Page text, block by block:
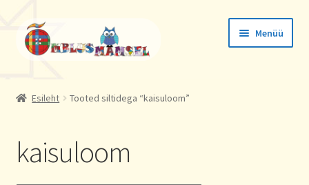
Liigu
navigeerimisele
Liigu
sisu
juurde
Menüü
Aadressid
Esileht Tooted siltidega “kaisuloom”
kaisuloom